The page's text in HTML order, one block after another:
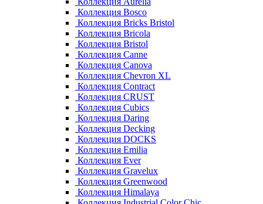
Коллекция Bosco
Коллекция Bricks Bristol
Коллекция Bricola
Коллекция Bristol
Коллекция Canne
Коллекция Canova
Коллекция Chevron XL
Коллекция Contract
Коллекция CRUST
Коллекция Cubics
Коллекция Daring
Коллекция Decking
Коллекция DOCKS
Коллекция Emilia
Коллекция Ever
Коллекция Gravelux
Коллекция Greenwood
Коллекция Himalaya